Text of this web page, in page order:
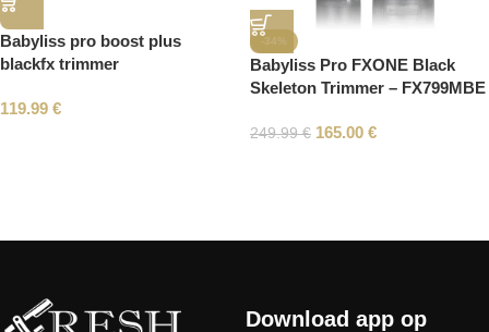
Babyliss pro boost plus
blackfx trimmer
119.99 €
-34%
Babyliss Pro FXONE Black
Skeleton Trimmer – FX799MBE
249.99€ 165.00 €
Download app op